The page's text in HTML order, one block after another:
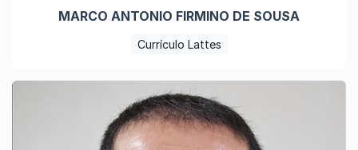
MARCO ANTONIO FIRMINO DE SOUSA
Currículo Lattes